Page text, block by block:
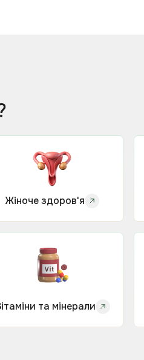
Жіноче здоров'я
та мінерали